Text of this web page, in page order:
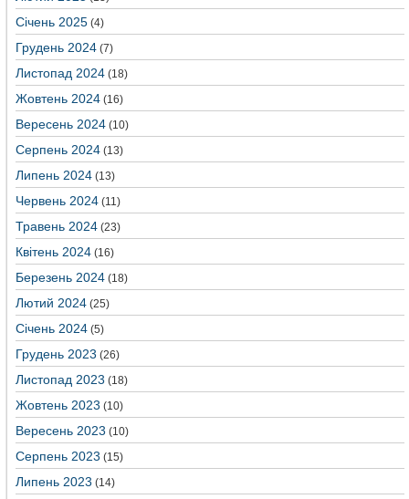
Січень 2025 (4)
Грудень 2024 (7)
Листопад 2024 (18)
Жовтень 2024 (16)
Вересень 2024 (10)
Серпень 2024 (13)
Липень 2024 (13)
Червень 2024 (11)
Травень 2024 (23)
Квітень 2024 (16)
Березень 2024 (18)
Лютий 2024 (25)
Січень 2024 (5)
Грудень 2023 (26)
Листопад 2023 (18)
Жовтень 2023 (10)
Вересень 2023 (10)
Серпень 2023 (15)
Липень 2023 (14)